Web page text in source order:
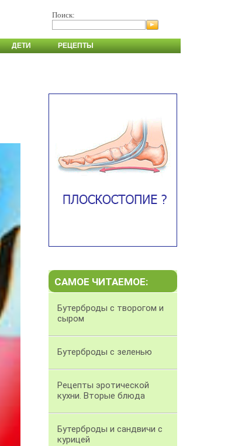
Поиск:
ДЕТИ РЕЦЕПТЫ
САМОЕ ЧИТАЕМОЕ:
Бутерброды с творогом и
сыром
Бутерброды с зеленью
Рецепты эротической
кухни. Вторые блюда
Бутерброды и сандвичи с
курицей